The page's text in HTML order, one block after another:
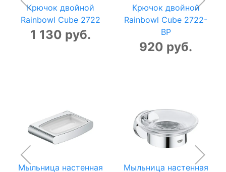
Крючок двойной
Rainbowl Cube 2722
1 130 руб.
Крючок двойной
Rainbowl Cube 2722-
BP
920 руб.
Мыльница настенная Мыльница настенная